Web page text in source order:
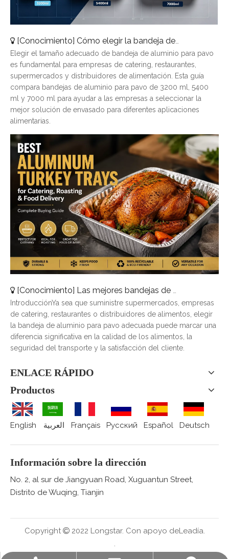
[Conocimiento] Cómo elegir la bandeja de aluminio para pavo adecuada: una guía de tamaños completa
Elegir el tamaño adecuado de bandeja de aluminio para pavo
es fundamental para empresas de catering, restaurantes,
supermercados y distribuidores de alimentación. Esta guía
compara bandejas de aluminio para pavo de 3200 ml, 5400
ml y 7000 ml para ayudar a las empresas a seleccionar la
mejor solución de envasado para diferentes aplicaciones
alimentarias.
[Conocimiento] Las mejores bandejas de pavo de aluminio para catering, asado y entrega de alimentos
IntroducciónYa sea que suministre supermercados, empresas
de catering, restaurantes o distribuidores de alimentos, elegir
la bandeja de aluminio para pavo adecuada puede marcar una
diferencia significativa en la calidad de los alimentos, la
seguridad del transporte y la satisfacción del cliente.
ENLACE RÁPIDO
Productos
English العربية Français Pусский Español Deutsch
Información sobre la dirección
No. 2, al sur de Jiangyuan Road, Xuguantun Street,
Distrito de Wuqing, Tianjin
Copyright 2022 Longstar. Con apoyo deLeadía.
.